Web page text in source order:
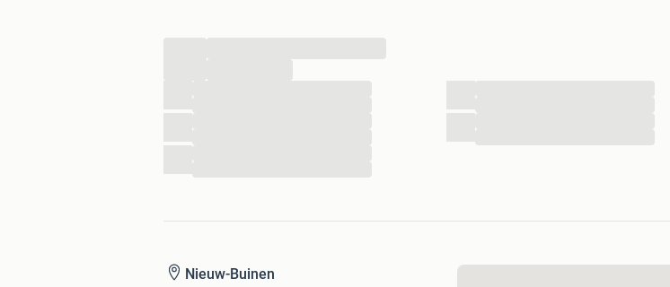
Nieuw-Buinen